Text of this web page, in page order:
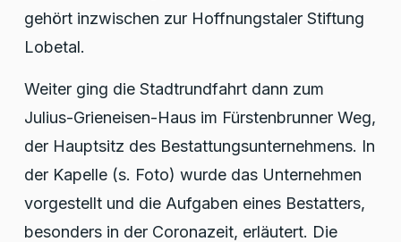
gehört inzwischen zur Hoffnungstaler Stiftung
Lobetal.
Weiter ging die Stadtrundfahrt dann zum
Julius-Grieneisen-Haus im Fürstenbrunner Weg,
der Hauptsitz des Bestattungsunternehmens. In
der Kapelle (s. Foto) wurde das Unternehmen
vorgestellt und die Aufgaben eines Bestatters,
besonders in der Coronazeit, erläutert. Die